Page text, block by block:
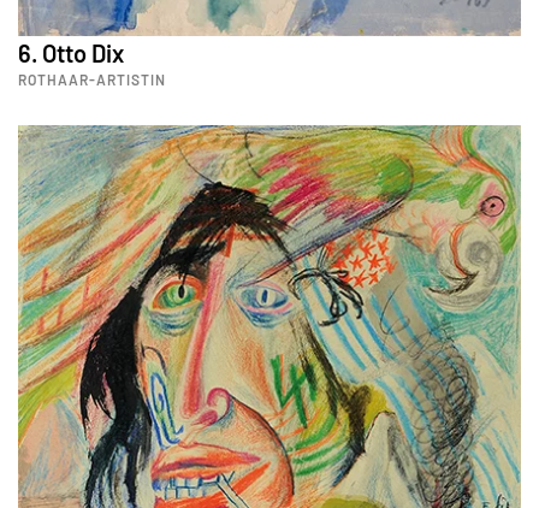
6. Otto Dix
ROTHAAR-ARTISTIN